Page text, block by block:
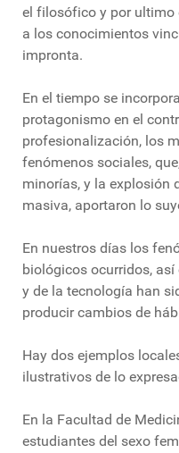
el filosófico y por
a los conocimientos
impronta.
En el tiempo se
protagonismo en el
profesionalización, los
fenómenos sociales,
minorías, y la explosión
masiva, aportaron lo
En nuestros días los
biológicos ocurridos,
y de la tecnología han
producir cambios de
Hay dos ejemplos
ilustrativos de lo
En la Facultad de
estudiantes del sexo